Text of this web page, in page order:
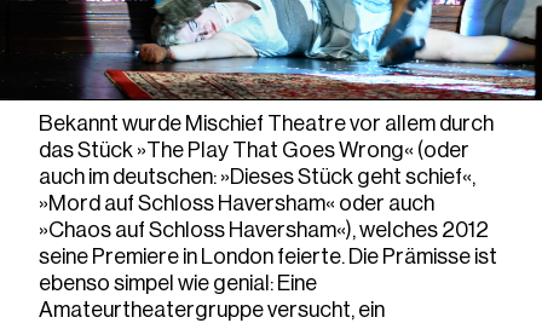
Bekannt wurde Mischief Theatre vor allem durch
das Stück »The Play That Goes Wrong« (oder
auch im deutschen: »Dieses Stück geht schief«,
»Mord auf Schloss Haversham« oder auch
»Chaos auf Schloss Haversham«), welches 2012
seine Premiere in London feierte. Die Prämisse ist
ebenso simpel wie genial: Eine
Amateurtheatergruppe versucht, ein